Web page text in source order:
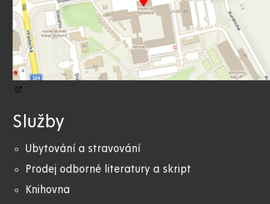
Služby
Ubytování a stravování
Prodej odborné literatury a skript
Knihovna